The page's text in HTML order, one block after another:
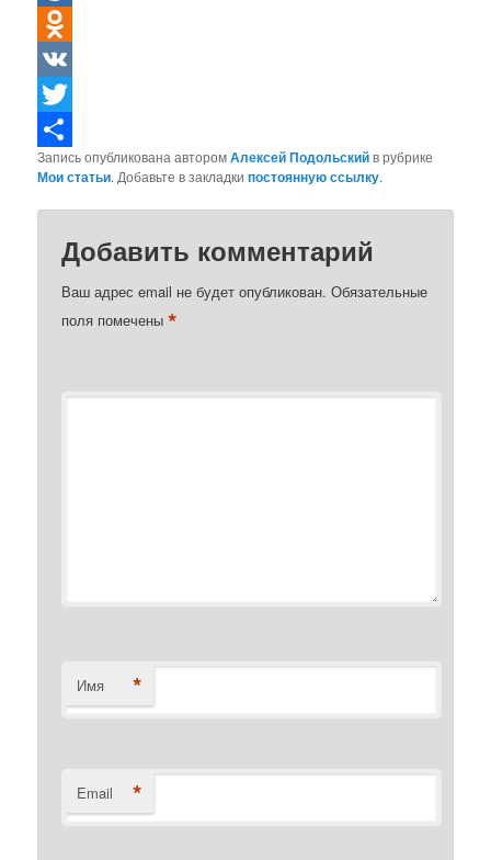
Mail.Ru
Odnoklassniki
VK
Twitter
Отправить
Запись опубликована авторомАлексей Подольскийв рубрике
Мои статьи. Добавьте в закладкипостоянную ссылку.
Добавить комментарий
Ваш адрес email не будет опубликован. Обязательные
поля помечены*
Имя *
Email *